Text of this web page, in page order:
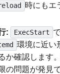
時にもエ
:
ExecStart
環境に近い
か確認します
の問題が発見